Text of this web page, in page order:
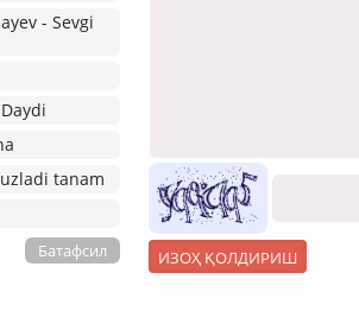
- Sevgi
tanam
Батафсил